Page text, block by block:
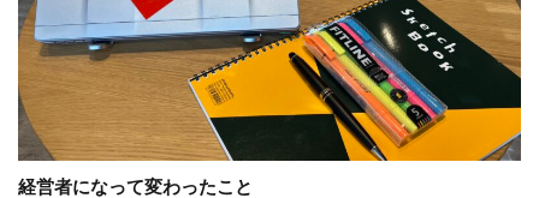
経営者になって変わったこと